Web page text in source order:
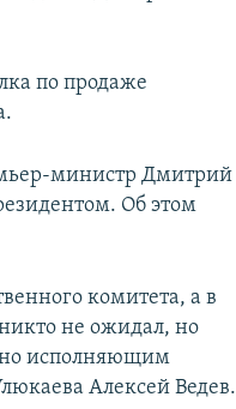
по продаже
министр Дмитрий
Об этом
комитета, а в
не ожидал, но
исполняющим
Алексей Ведев.